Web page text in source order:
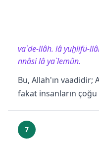
va`de-llâh. lâ yuḫlifü-
nnâsi lâ ya`lemûn.
Bu, Allah'ın vaadidir;
fakat insanların çoğu
7